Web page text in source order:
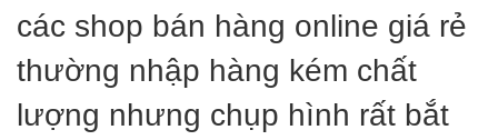
các shop bán hàng online giá rẻ
thường nhập hàng kém chất
lượng nhưng chụp hình rất bắt